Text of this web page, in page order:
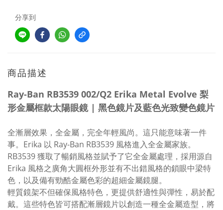
分享到
商品描述
Ray-Ban RB3539 002/Q2 Erika Metal Evolve 梨
形金屬框款太陽眼鏡 | 黑色鏡片及藍色光致變色鏡片
全漸層效果，全金屬，完全年輕風尚。這只能意味著一件
事。Erika 以 Ray-Ban RB3539 風格進入全金屬家族。
RB3539 獲取了暢銷風格並賦予了它全金屬處理，採用源自
Erika 風格之廣角大圓框外形並有不出錯風格的鎖眼中梁特
色，以及備有勁酷金屬色彩的超細金屬鏡腿。
輕質鏡架不但確保風格特色，更提供舒適性與彈性，易於配
戴。 這些特色皆可搭配漸層鏡片以創造一種全金屬造型，將